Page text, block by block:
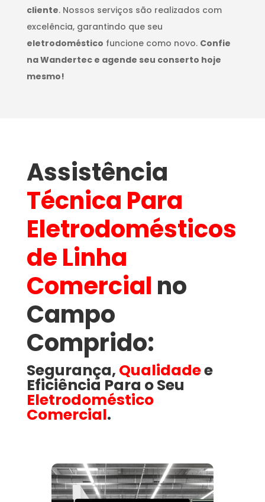
cliente. Nossos serviços são realizados com
excelência, garantindo que seu
eletrodoméstico funcione como novo. Confie
na Wandertec e agende seu conserto hoje
mesmo!
Assistência
Técnica Para
Eletrodomésticos
de Linha
Comercial no
Campo
Comprido​:
Segurança, Qualidadee
Eficiência Para o Seu
Eletrodoméstico
Comercial.